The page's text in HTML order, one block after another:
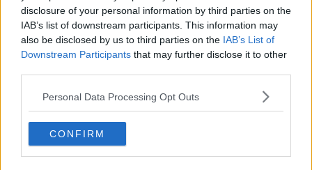
disclosure of your personal information by third parties on the
IAB’s list of downstream participants. This information may
also be disclosed by us to third parties on the IAB’s List of
Downstream Participants that may further disclose it to other
Personal Data Processing Opt Outs
CONFIRM